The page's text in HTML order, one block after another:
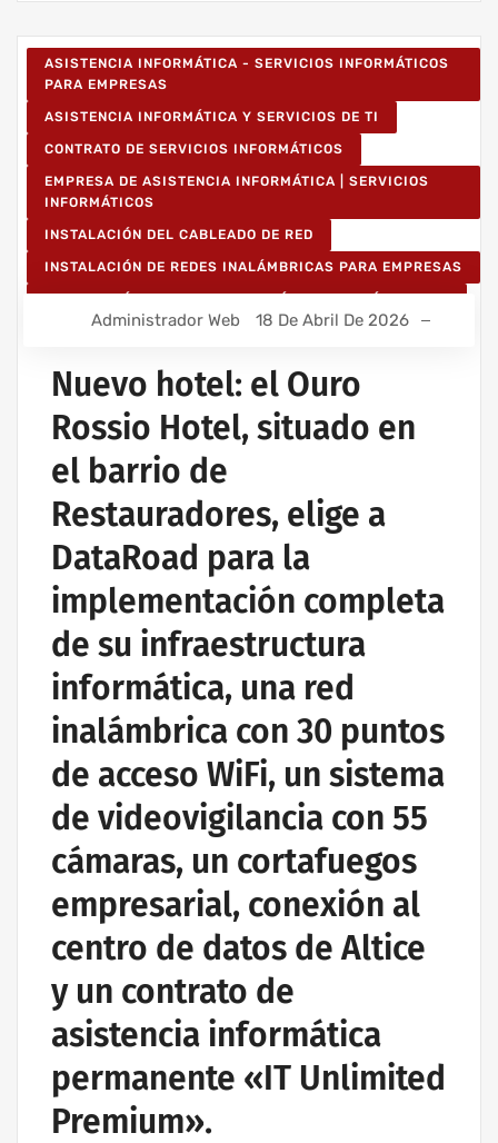
ASISTENCIA INFORMÁTICA - SERVICIOS INFORMÁTICOS
PARA EMPRESAS
ASISTENCIA INFORMÁTICA Y SERVICIOS DE TI
CONTRATO DE SERVICIOS INFORMÁTICOS
EMPRESA DE ASISTENCIA INFORMÁTICA | SERVICIOS
INFORMÁTICOS
INSTALACIÓN DEL CABLEADO DE RED
INSTALACIÓN DE REDES INALÁMBRICAS PARA EMPRESAS
Administrador Web 18 De Abril De 2026
Nuevo hotel: el Ouro
Rossio Hotel, situado en
el barrio de
Restauradores, elige a
DataRoad para la
implementación completa
de su infraestructura
informática, una red
inalámbrica con 30 puntos
de acceso WiFi, un sistema
de videovigilancia con 55
cámaras, un cortafuegos
empresarial, conexión al
centro de datos de Altice
y un contrato de
asistencia informática
permanente «IT Unlimited
Premium».